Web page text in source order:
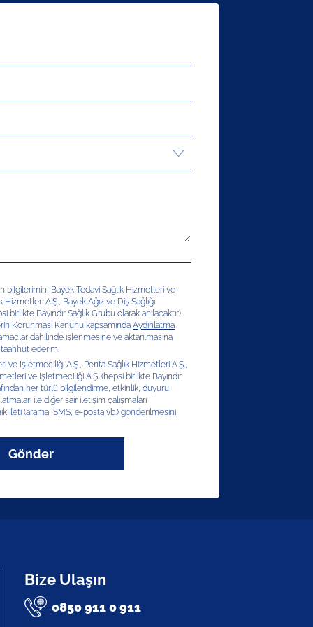
bilgilerimin, Bayek Tedavi Sağlık Hizmetleri ve
Hizmetleri A.Ş., Bayek Ağız ve Diş Sağlığı
Bayındır Sağlık Grubu olarak anılacaktır)
Korunması Kanunu kapsamında Aydınlatma
dahilinde işlenmesine ve aktarılmasına
ederim.
ve İşletmeciliği A.Ş., Penta Sağlık Hizmetleri A.Ş.,
ve İşletmeciliği A.Ş. (hepsi birlikte Bayındır
her türlü bilgilendirme, etkinlik, duyuru,
ile diğer sair iletişim çalışmaları
ileti (arama, SMS, e-posta vb.) gönderilmesini
Gönder
Bize Ulaşın
0850 911 0 911